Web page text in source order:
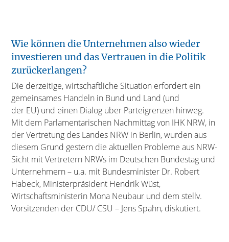
Wie können die Unternehmen also wieder
investieren und das Vertrauen in die Politik
zurückerlangen?
Die derzeitige, wirtschaftliche Situation erfordert ein
gemeinsames Handeln in Bund und Land (und
der EU) und einen Dialog über Parteigrenzen hinweg.
Mit dem Parlamentarischen Nachmittag von IHK NRW, in
der Vertretung des Landes NRW in Berlin, wurden aus
diesem Grund gestern die aktuellen Probleme aus NRW-
Sicht mit Vertretern NRWs im Deutschen Bundestag und
Unternehmern – u.a. mit Bundesminister Dr. Robert
Habeck, Ministerpräsident Hendrik Wüst,
Wirtschaftsministerin Mona Neubaur und dem stellv.
Vorsitzenden der CDU/ CSU – Jens Spahn, diskutiert.